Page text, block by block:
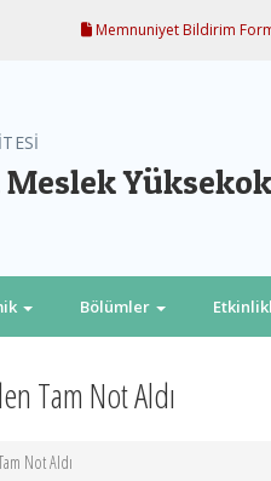
Memnuniyet Bildirim
Bölümler
Tam Not Aldı
Not Aldı